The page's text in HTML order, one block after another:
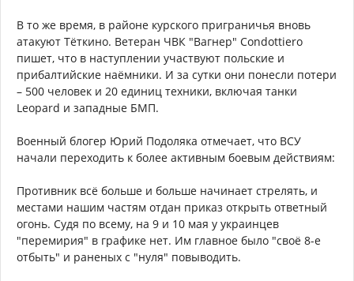
В то же время, в районе курского приграничья вновь
атакуют Тёткино. Ветеран ЧВК "Вагнер" Condottiero
пишет, что в наступлении участвуют польские и
прибалтийские наёмники. И за сутки они понесли потери
– 500 человек и 20 единиц техники, включая танки
Leopard и западные БМП.
Военный блогер Юрий Подоляка отмечает, что ВСУ
начали переходить к более активным боевым действиям:
Противник всё больше и больше начинает стрелять, и
местами нашим частям отдан приказ открыть ответный
огонь. Судя по всему, на 9 и 10 мая у украинцев
"перемирия" в графике нет. Им главное было "своё 8-е
отбыть" и раненых с "нуля" повыводить.